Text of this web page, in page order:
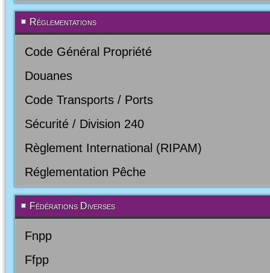
Réglementations
Code Général Propriété
Douanes
Code Transports / Ports
Sécurité / Division 240
Règlement International (RIPAM)
Réglementation Pêche
Fédérations Diverses
Fnpp
Ffpp